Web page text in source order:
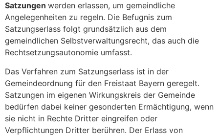
Satzungen werden erlassen, um gemeindliche
Angelegenheiten zu regeln. Die Befugnis zum
Satzungserlass folgt grundsätzlich aus dem
gemeindlichen Selbstverwaltungsrecht, das auch die
Rechtsetzungsautonomie umfasst.
Das Verfahren zum Satzungserlass ist in der
Gemeindeordnung für den Freistaat Bayern geregelt.
Satzungen im eigenen Wirkungskreis der Gemeinde
bedürfen dabei keiner gesonderten Ermächtigung, wenn
sie nicht in Rechte Dritter eingreifen oder
Verpflichtungen Dritter berühren. Der Erlass von